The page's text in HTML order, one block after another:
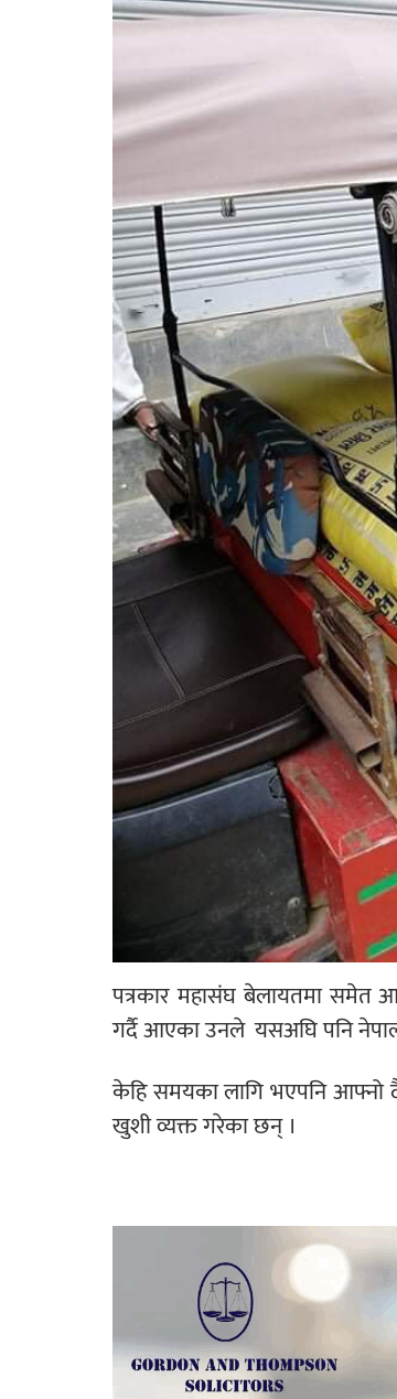
पत्रकार महासंघ बेलायतमा समेत
गर्दै आएका उनले यसअघि पनि
केहि समयका लागि भएपनि आफ्नो
खुशी व्यक्त गरेका छन् ।